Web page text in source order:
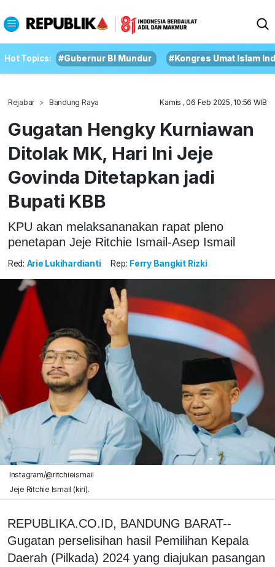
Hot Topics: #Gubernur BI Mundur #Kongres Umat Islam
Rejabar Bandung Raya Kamis , 06 Feb 2025, 10:56 WIB
Gugatan Hengky Kurniawan
Ditolak MK, Hari Ini Jeje
Govinda Ditetapkan jadi
Bupati KBB
KPU akan melaksananakan rapat pleno
penetapan Jeje Ritchie Ismail-Asep Ismail
Red: Arie Lukihardianti Rep: Ferry Bangkit Rizki
Instagram/@ritchieismail
Jeje Ritchie Ismail (kiri).
REPUBLIKA.CO.ID, BANDUNG BARAT--
Gugatan perselisihan hasil Pemilihan Kepala
Daerah (Pilkada) 2024 yang diajukan pasangan